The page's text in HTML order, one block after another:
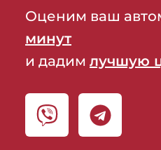
Оценим ваш
минут
и дадим лучшую